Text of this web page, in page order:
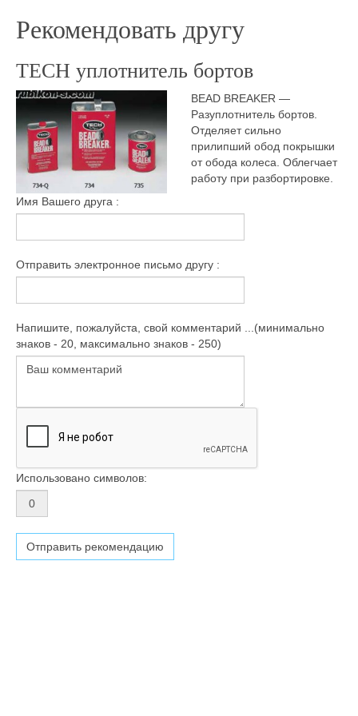
Рекомендовать другу
TECH уплотнитель бортов
BEAD BREAKER —
Разуплотнитель бортов.
Отделяет сильно
прилипший обод покрышки
от обода колеса. Облегчает
работу при разбортировке.
Имя Вашего друга :
Отправить электронное письмо другу :
Напишите, пожалуйста, свой комментарий ...(минимально
знаков - 20, максимально знаков - 250)
Использовано символов: